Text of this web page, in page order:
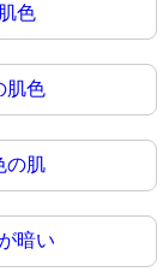
色
肌色
の肌
暗い